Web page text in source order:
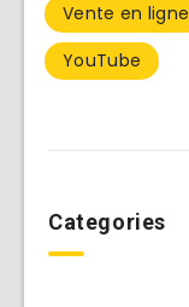
Vente en ligne
YouTube
Categories